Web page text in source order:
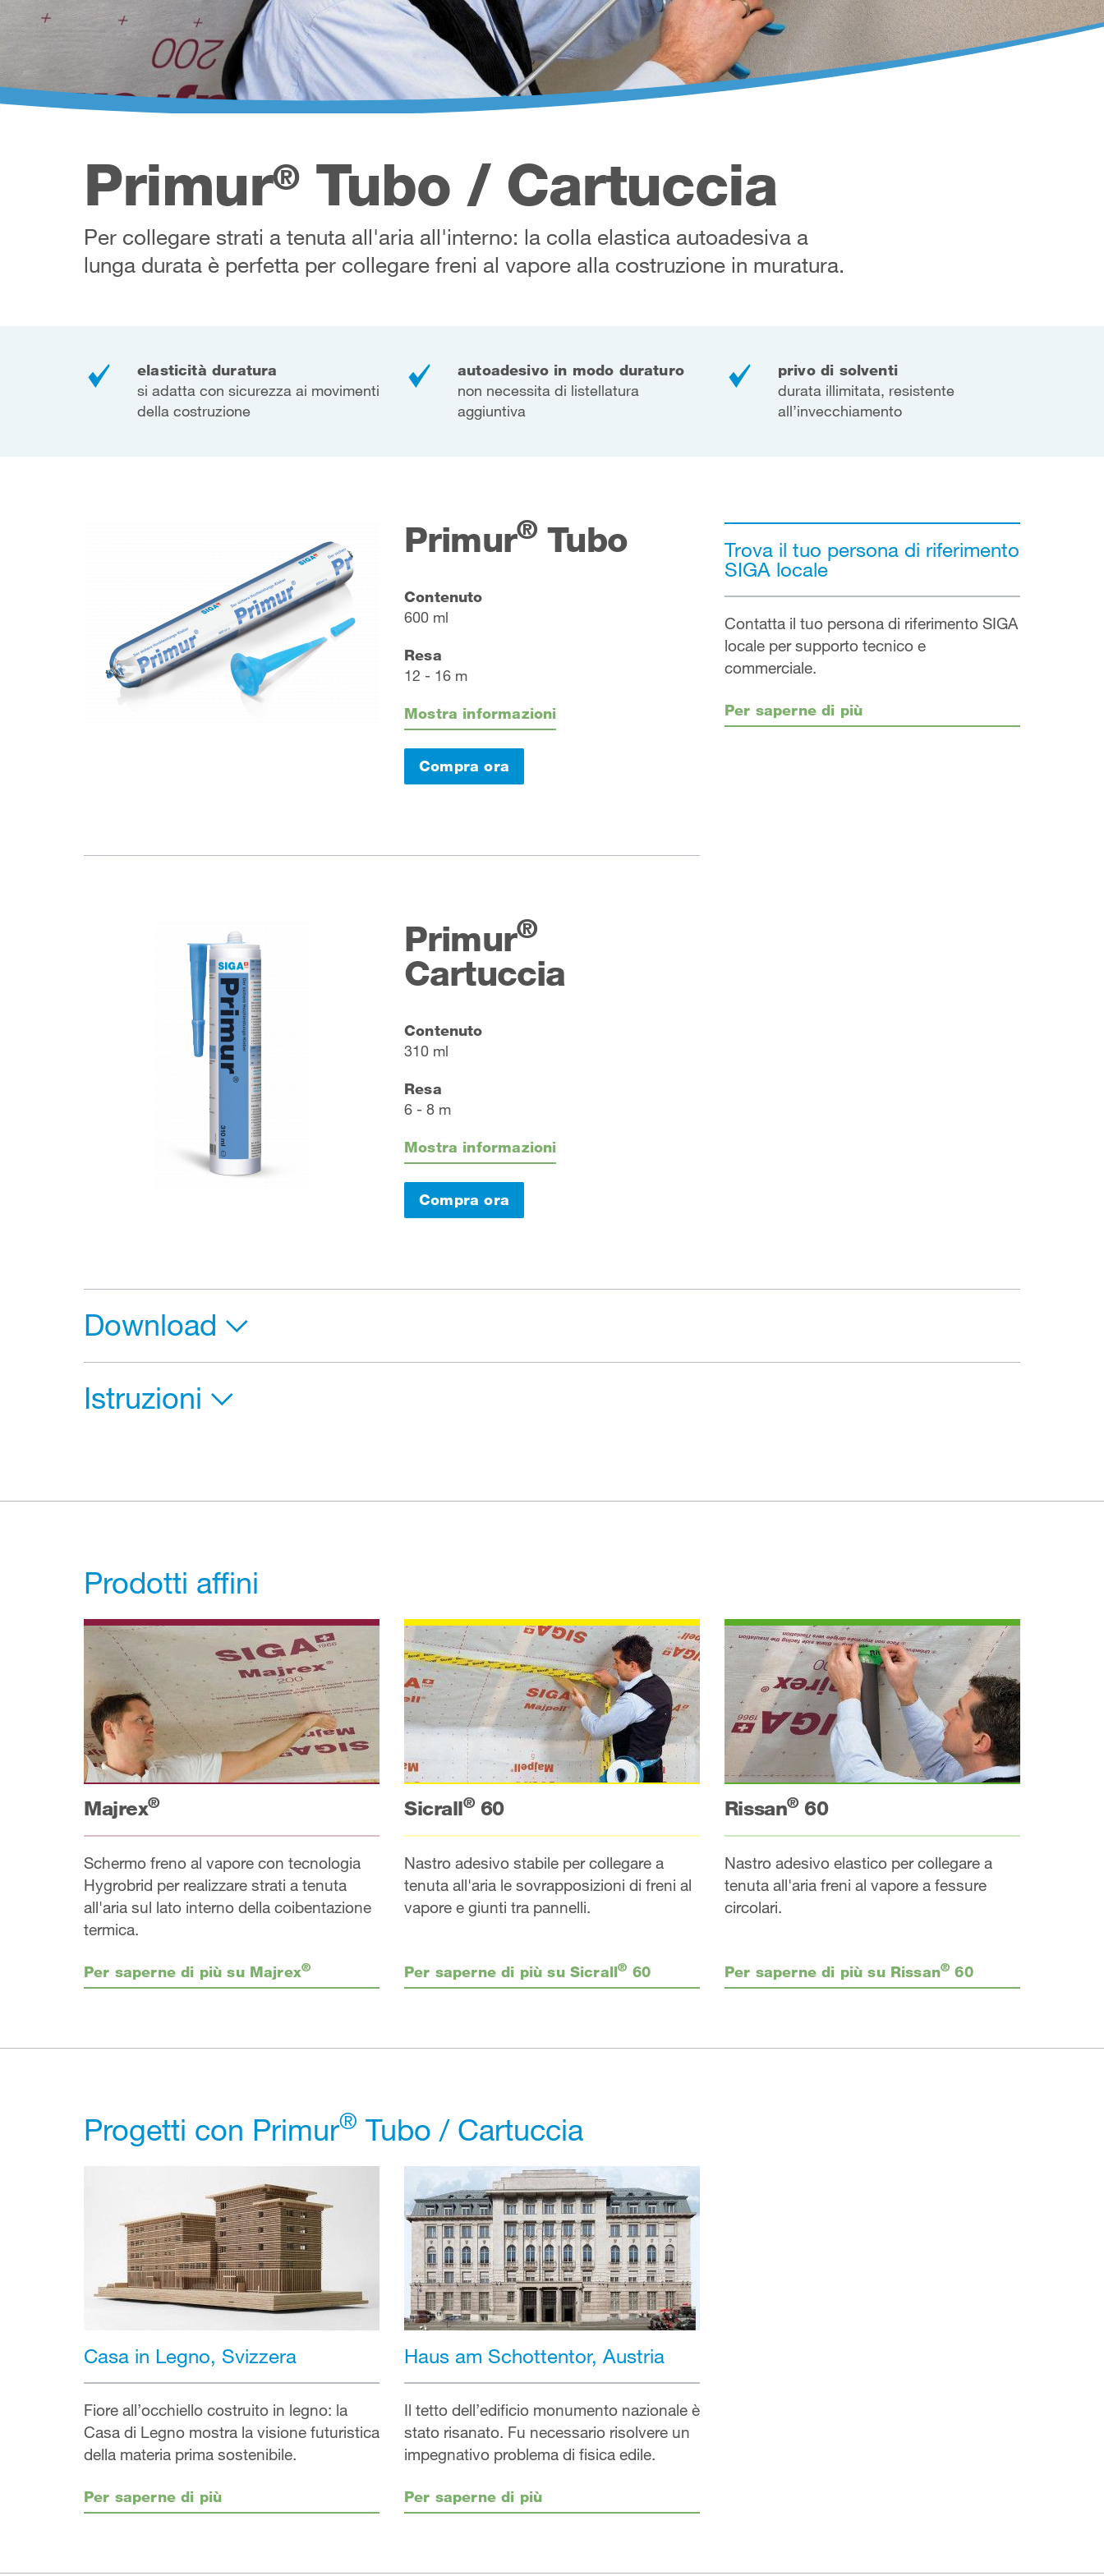
Primur®Tubo / Cartuccia
Per collegare strati a tenuta all'aria all'interno: la colla elastica autoadesiva a
lunga durata è perfetta per collegare freni al vapore alla costruzione in muratura.
elasticità duratura
si adatta con sicurezza ai movimenti
della costruzione
autoadesivo in modo duraturo
non necessita di listellatura
aggiuntiva
privo di solventi
durata illimitata, resistente
all’invecchiamento
Primur® Tubo
Contenuto
600 ml
Resa
12 - 16 m
Mostra informazioni
Compra ora
Primur®
Cartuccia
Contenuto
310 ml
Resa
6 - 8 m
Mostra informazioni
Compra ora
Trova il tuo persona di riferimento
SIGA locale
Contatta il tuo persona di riferimento SIGA
locale per supporto tecnico e
commerciale.
Per saperne di più
Download
Istruzioni
Prodotti affini
Majrex®
Schermo freno al vapore con tecnologia
Hygrobrid per realizzare strati a tenuta
all'aria sul lato interno della coibentazione
termica.
Per saperne di più su Majrex®
Sicrall®60
Nastro adesivo stabile per collegare a
tenuta all'aria le sovrapposizioni di freni al
vapore e giunti tra pannelli.
Per saperne di più su Sicrall® 60
Rissan®60
Nastro adesivo elastico per collegare a
tenuta all'aria freni al vapore a fessure
circolari.
Per saperne di più su Rissan® 60
Progetti con Primur® Tubo / Cartuccia
Casa in Legno, Svizzera
Fiore all’occhiello costruito in legno: la
Casa di Legno mostra la visione futuristica
della materia prima sostenibile.
Per saperne di più
Haus am Schottentor, Austria
Il tetto dell’edificio monumento nazionale è
stato risanato. Fu necessario risolvere un
impegnativo problema di fisica edile.
Per saperne di più